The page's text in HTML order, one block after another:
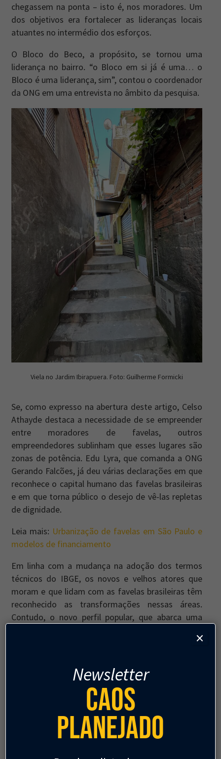
chegassem na ponta – isto é, nos moradores. Um
dos objetivos era fortalecer as lideranças locais
atuantes no intermédio dos esforços.
O Bloco do Beco, a propósito, se tornou uma
liderança no bairro. “o Bloco em si já é uma… o
Bloco é uma liderança, sim”, contou o coordenador
da ONG em uma entrevista no âmbito da pesquisa.
Viela no Jardim Ibirapuera. Foto: Guilherme Formicki
Se, como expresso na abertura deste artigo, Celso
Athayde destaca a necessidade de se empreender
entre moradores de favelas, outros
empreendedores sublinham que esses lugares são
zonas de potência. Edu Lyra, que comanda a ONG
Gerando Falcões, já deu várias declarações em que
reconhece o capital humano das favelas brasileiras
e em que torna público o desejo de vê-las repletas
de dignidade.
Leia mais: Urbanização de favelas em São Paulo e
modelos de financiamento
Em linha com a mudança na adoção dos termos
técnicos do IBGE, os novos e velhos atores que
moram e que lidam com as favelas brasileiras têm
reconhecido as transformações nessas áreas.
Contudo, o novo perfil popular, que abarca uma
penetração considerável do mercado e de
todas as carências do passado. As vulnerabilidades
ainda são muitas. Assim como as potencialidades,
cuja efetivação pode passar pelo
empreendedorismo e por outros caminhos – dentre
os quais, a execução de políticas públicas e a
consecução de direitos. De uma forma ou de outra,
Newsletter
Caos
Planejado
×